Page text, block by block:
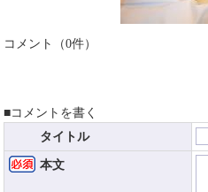
コメント（0件）
■コメントを書く
タイトル
本文